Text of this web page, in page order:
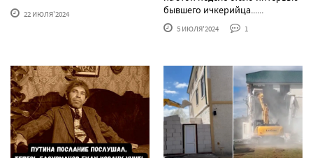
22 ИЮЛЯ'2024
бывшего ичкерийца......
5 ИЮЛЯ'2024 1